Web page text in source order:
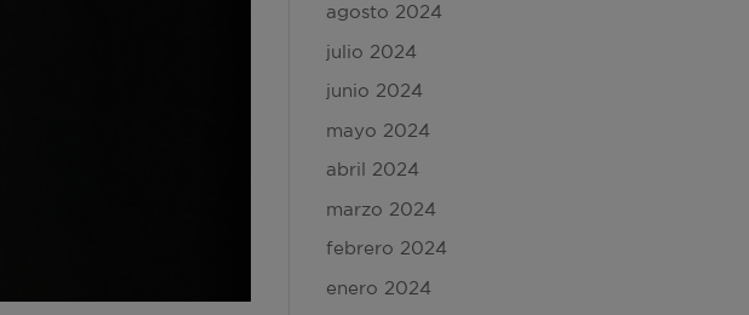
agosto 2024
julio 2024
junio 2024
mayo 2024
abril 2024
marzo 2024
febrero 2024
enero 2024